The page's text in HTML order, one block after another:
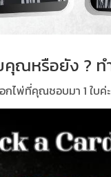
คุณหรือยัง ?
กไพ่ที่คุณชอบมา 1 ใบค่ะ